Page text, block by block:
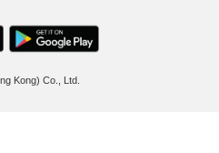
Kong) Co., Ltd.